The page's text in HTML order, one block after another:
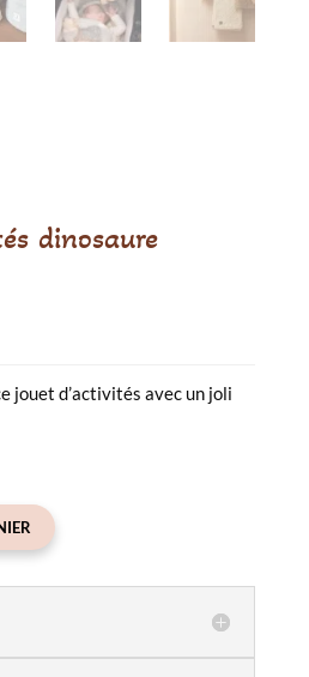
dinosaure
jouet d’activités avec un joli